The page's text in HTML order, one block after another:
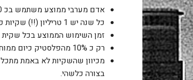
אדם מערבי ממוצע משתמש בכ 100 ק"ג אריזות פלסטיק במשך שנה (אלוהים!).
כל שנה יש 1 טריליון (!!) שקיות פלסטיק בשימוש בעולם.
זמן השימוש הממוצע בכל שקית ניילון – 12
רק כ 10% מהפלסטיק כיום ממוחזר.
מכיוון שהשקיות לא באמת
בצורה כלשהי.